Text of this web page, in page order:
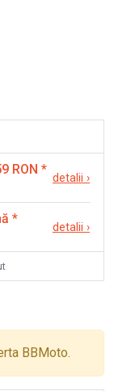
RON *
detalii ›
*
detalii ›
BBMoto.